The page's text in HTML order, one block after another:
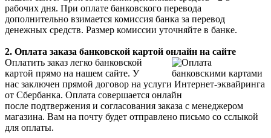
рабочих дня. При оплате банковского перевода
дополнительно взимается комиссия банка за перевод
денежных средств. Размер комиссии уточняйте в банке.
2. Оплата заказа банковской картой онлайн на сайте
Оплатить заказ легко банковской
картой прямо на нашем сайте. У
нас заключен прямой договор на услуги Интернет-эквайринга
от Сбербанка. Оплата совершается онлайн
после подтвержения и согласования заказа с менеджером
магазина. Вам на почту будет отправлено письмо со сслыкой
для оплаты.